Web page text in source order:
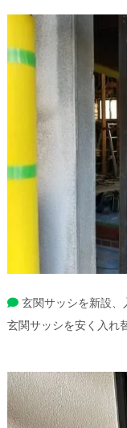
玄関サッシを新設
玄関サッシを安く入れ